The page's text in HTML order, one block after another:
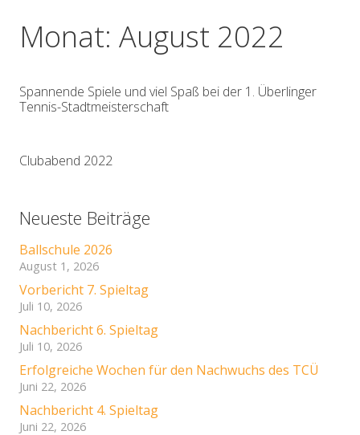
Monat: August 2022
Spannende Spiele und viel Spaß bei der 1. Überlinger
Tennis-Stadtmeisterschaft
Clubabend 2022
Neueste Beiträge
Ballschule 2026
August 1, 2026
Vorbericht 7. Spieltag
Juli 10, 2026
Nachbericht 6. Spieltag
Juli 10, 2026
Erfolgreiche Wochen für den Nachwuchs des TCÜ
Juni 22, 2026
Nachbericht 4. Spieltag
Juni 22, 2026